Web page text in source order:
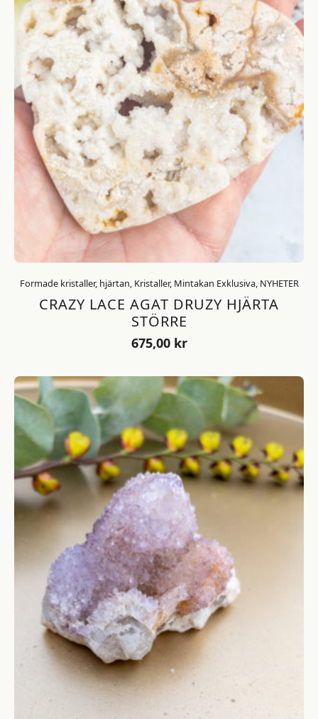
Formade kristaller, hjärtan, Kristaller, Mintakan Exklusiva, NYHETER
CRAZY LACE AGAT DRUZY HJÄRTA
STÖRRE
675,00 kr